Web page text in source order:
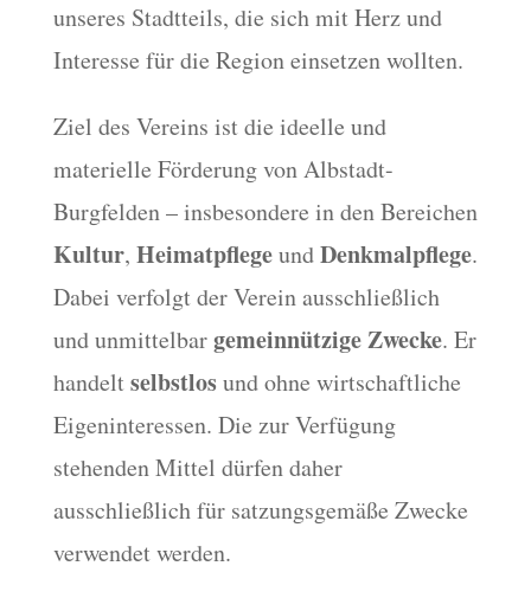
unseres Stadtteils, die sich mit Herz und
Interesse für die Region einsetzen wollten.
Ziel des Vereins ist die ideelle und
materielle Förderung von Albstadt-
Burgfelden – insbesondere in den Bereichen
Kultur, HeimatpflegeundDenkmalpflege.
Dabei verfolgt der Verein ausschließlich
und unmittelbargemeinnützige Zwecke. Er
handeltselbstlosund ohne wirtschaftliche
Eigeninteressen. Die zur Verfügung
stehenden Mittel dürfen daher
ausschließlich für satzungsgemäße Zwecke
verwendet werden.